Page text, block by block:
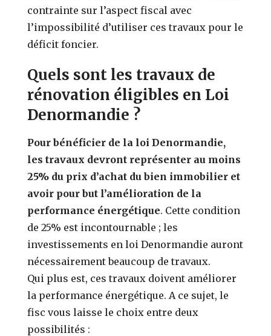
contrainte sur l’aspect fiscal avec
l’impossibilité d’utiliser ces travaux pour le
déficit foncier.
Quels sont les travaux de
rénovation éligibles en Loi
Denormandie ?
Pour bénéficier de la loi Denormandie,
les travaux devront représenter au moins
25% du prix d’achat du bien immobilier et
avoir pour but l’amélioration de la
performance énergétique. Cette condition
de 25% est incontournable ; les
investissements en loi Denormandie auront
nécessairement beaucoup de travaux.
Qui plus est, ces travaux doivent améliorer
la performance énergétique. A ce sujet, le
fisc vous laisse le choix entre deux
possibilités :